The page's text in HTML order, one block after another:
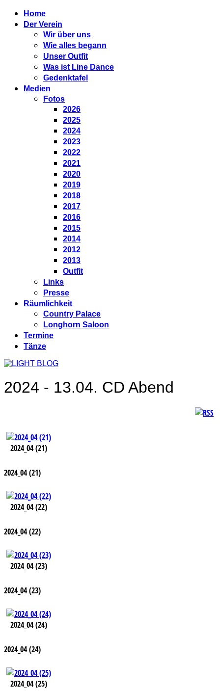
Home
Der Verein
Wir über uns
Wie alles begann
Unser Outfit
Was ist Line Dance
Gedenktafel
Medien
Fotos
2026
2025
2024
2023
2022
2021
2020
2019
2018
2017
2016
2015
2014
2012
2013
Outfit
Links
Presse
Räumlichkeit
Country Palace
Longhorn Saloon
Termine
Tänze
2024 - 13.04. CD Abend
2024_04 (21)
2024_04 (21)
2024_04 (22)
2024_04 (22)
2024_04 (23)
2024_04 (23)
2024_04 (24)
2024_04 (24)
2024_04 (25)